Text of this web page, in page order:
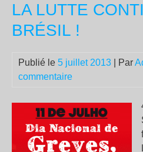
LA LUTTE
BRÉSIL !
Publié le 5 juillet 2013 | Par
commentaire